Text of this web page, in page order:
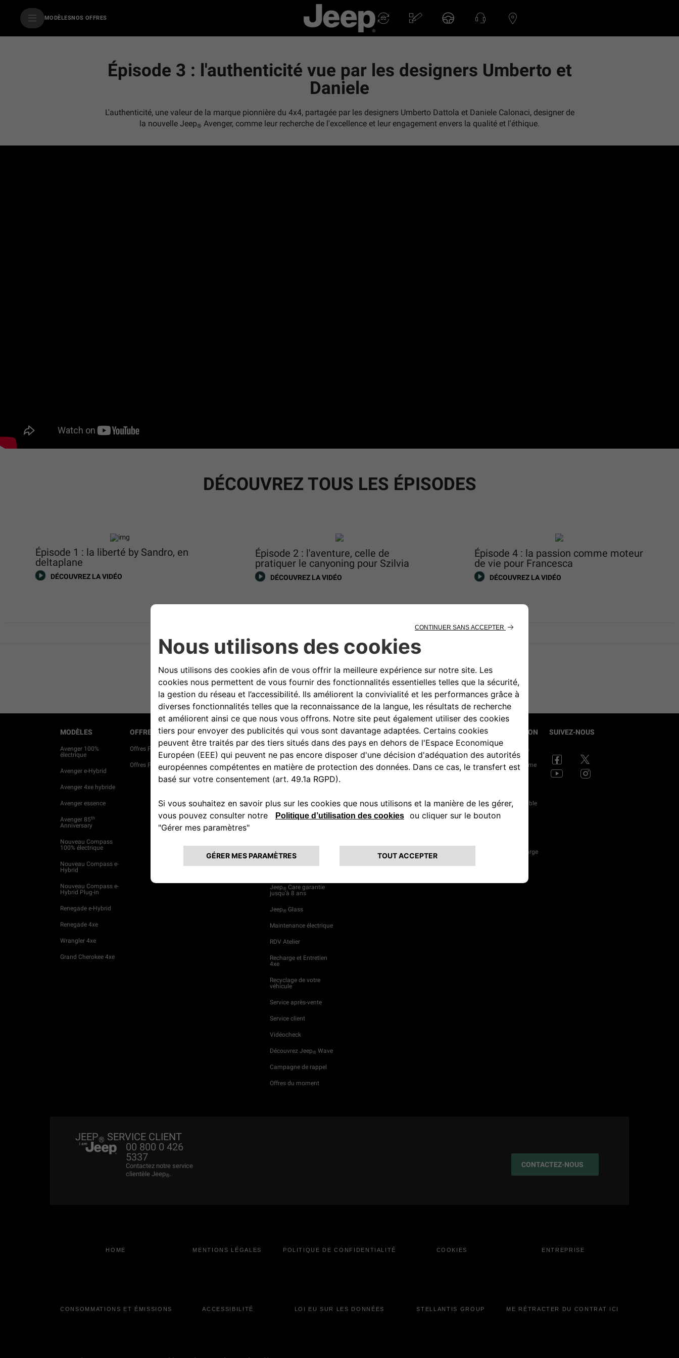
MODÈLESNOS OFFRES
Épisode 3 : l'authenticité vue par les designers Umberto et
Daniele
L'authenticité, une valeur de la marque pionnière du 4x4, partagée par les designers Umberto Dattola et Daniele Calonaci, designer de
la nouvelle Jeep® Avenger, comme leur recherche de l'excellence et leur engagement envers la qualité et l'éthique.
DÉCOUVREZ TOUS LES ÉPISODES
Épisode 1 : la liberté by Sandro, en
deltaplane
DÉCOUVREZ LA VIDÉO
Épisode 2 : l'aventure, celle de
pratiquer le canyoning pour Szilvia
DÉCOUVREZ LA VIDÉO
Épisode 4 : la passion comme moteur
de vie pour Francesca
DÉCOUVREZ LA VIDÉO
MODÈLES
Avenger 100%
électrique
Avenger e-Hybrid
Avenger 4xe hybride
Avenger essence
Avenger 85th
Anniversary
Nouveau Compass
100% électrique
Nouveau Compass e-
Hybrid
Nouveau Compass e-
Hybrid Plug-in
Renegade e-Hybrid
Renegade 4xe
Wrangler 4xe
Grand Cherokee 4xe
OFFRES
Offres Particuliers
Offres Professionnels
PROJET D’ACHAT
Services financiers
Véhicules en stock
Achetez en ligne
Estimez votre reprise
ENTRETIEN &
SERVICES
Accessoires
Pièces de rechange
Assistance routière
Contrats de services &
Entretien des véhicules
Jeep®Care garantie
jusqu’à 8 ans
Jeep®Glass
Maintenance électrique
RDV Atelier
Recharge et Entretien
4xe
Recyclage de votre
véhicule
Service après-vente
Service client
Vidéocheck
Découvrez Jeep®Wave
Campagne de rappel
Offres du moment
JEEP®LIFE
Actualités
Partenariats
Recrutement
ENTREPRISES
Solutions Entreprises
Découvrez toutes les
offres entreprises
ÉLECTRIFICATION
Roulez avec Jeep ®
Découvrez la gamme
Jeep électrifiée
Hybride rechargeable
e-Hybrid
Solutions de recharge
SUIVEZ-NOUS
JEEP® SERVICE CLIENT
00 800 0 426
5337
Contactez notre service
clientèle Jeep®.
CONTACTEZ-NOUS
HOME MENTIONS LÉGALES POLITIQUE DE CONFIDENTIALITÉ COOKIES ENTREPRISE
CONSOMMATIONS ET ÉMISSIONS ACCESSIBILITÉ LOI EU SUR LES DONNÉES STELLANTIS GROUP ME RÉTRACTER DU CONTRAT ICI